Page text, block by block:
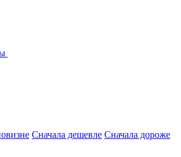
Сначала дешевле Сначала дороже